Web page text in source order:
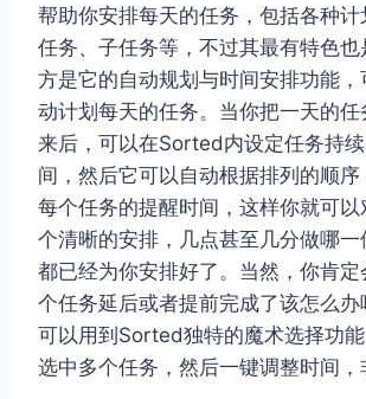
帮助你安排每天的任务，包括各种计
任务、子任务等，不过其最有特色
方是它的自动规划与时间安排功能，
动计划每天的任务。当你把一天的任
来后，可以在Sorted内设定任务持
间，然后它可以自动根据排列的顺序
每个任务的提醒时间，这样你就可以
个清晰的安排，几点甚至几分做哪
都已经为你安排好了。当然，你肯定
个任务延后或者提前完成了该怎么
可以用到Sorted独特的魔术选择功
选中多个任务，然后一键调整时间，